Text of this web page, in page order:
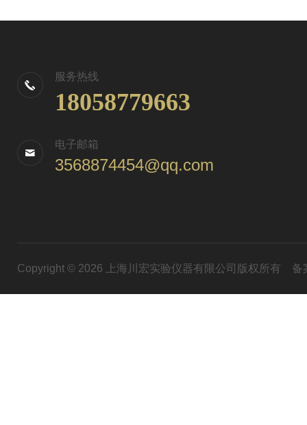
服务热线
18058779663
电子邮箱
3568874454@qq.com
Copyright © 2026 上海川宏实验仪器有限公司版权所有 备